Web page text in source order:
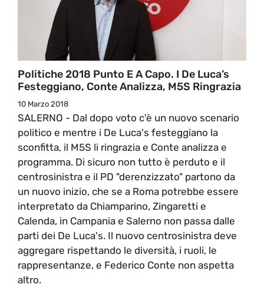
Politiche 2018 Punto E A Capo. I De Luca’s
Festeggiano, Conte Analizza, M5S Ringrazia
10 Marzo 2018
SALERNO - Dal dopo voto c'è un nuovo scenario
politico e mentre i De Luca's festeggiano la
sconfitta, il M5S li ringrazia e Conte analizza e
programma. Di sicuro non tutto è perduto e il
centrosinistra e il PD "derenzizzato" partono da
un nuovo inizio, che se a Roma potrebbe essere
interpretato da Chiamparino, Zingaretti e
Calenda, in Campania e Salerno non passa dalle
parti dei De Luca's. Il nuovo centrosinistra deve
aggregare rispettando le diversità, i ruoli, le
rappresentanze, e Federico Conte non aspetta
altro.